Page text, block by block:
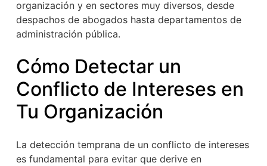
organización y en sectores muy diversos, desde
despachos de abogados hasta departamentos de
administración pública.
Cómo Detectar un
Conflicto de Intereses en
Tu Organización
La detección temprana de un conflicto de intereses
es fundamental para evitar que derive en